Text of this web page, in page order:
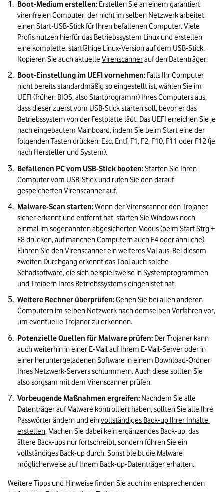
Boot-Medium erstellen: Erstellen Sie an einem garantiert
virenfreien Computer, der nicht im selben Netzwerk arbeitet,
einen Start-USB-Stick für Ihren befallenen Computer. Viele
Profis nutzen hierfür das Betriebssystem Linux und erstellen
eine komplette, startfähige Linux-Version auf dem USB-Stick.
Kopieren Sie auch aktuelle Virenscanner auf den Datenträger.
Boot-Einstellung im UEFI vornehmen: Falls Ihr Computer
nicht bereits standardmäßig so eingestellt ist, wählen Sie im
UEFI (früher: BIOS, also Startprogramm) Ihres Computers aus,
dass dieser zuerst vom USB-Stick starten soll, bevor er das
Betriebssystem von der Festplatte lädt. Das UEFI erreichen Sie je
nach eingebautem Mainboard, indem Sie beim Start eine der
folgenden Tasten drücken: Esc, Entf, F1, F2, F10, F11 oder F12 (je
nach Hersteller und System).
Befallenen PC vom USB-Stick booten: Starten Sie Ihren
Computer vom USB-Stick und rufen Sie den darauf
gespeicherten Virenscanner auf.
Malware-Scan starten: Wenn der Virenscanner den Trojaner
sicher erkannt und entfernt hat, starten Sie Windows noch
einmal im sogenannten abgesicherten Modus (beim Start Strg +
F8 drücken, auf manchen Computern auch F4 oder ähnliche).
Führen Sie den Virenscanner ein weiteres Mal aus. Bei diesem
zweiten Durchgang erkennt das Tool auch solche
Schadsoftware, die sich beispielsweise in Systemprogrammen
und Treibern Ihres Betriebssystems eingenistet hat.
Weitere Rechner überprüfen: Gehen Sie bei allen anderen
Computern im selben Netzwerk nach demselben Verfahren vor,
um eventuelle Trojaner zu erkennen.
Potenzielle Quellen für Malware prüfen: Der Trojaner kann
auch weiterhin in einer E-Mail auf Ihrem E-Mail-Server oder in
einer heruntergeladenen Software in einem Download-Ordner
Ihres Netzwerk-Servers schlummern. Auch diese sollten Sie
also sorgsam mit dem Virenscanner prüfen.
Vorbeugende Maßnahmen ergreifen: Nachdem Sie alle
Datenträger auf Malware kontrolliert haben, sollten Sie alle Ihre
Passwörter ändern und ein vollständiges Back-up Ihrer Inhalte
erstellen. Machen Sie dabei kein ergänzendes Back-up, das
ältere Back-ups nur fortschreibt, sondern führen Sie ein
vollständiges Back-up durch. Sonst bleibt die Malware
möglicherweise auf Ihrem Back-up-Datenträger erhalten.
Weitere Tipps und Hinweise finden Sie auch im entsprechenden